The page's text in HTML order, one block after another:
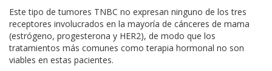
Este tipo de tumores TNBC no expresan ninguno de los tres
receptores involucrados en la mayoría de cánceres de mama
(estrógeno, progesterona y HER2), de modo que los
tratamientos más comunes como terapia hormonal no son
viables en estas pacientes.